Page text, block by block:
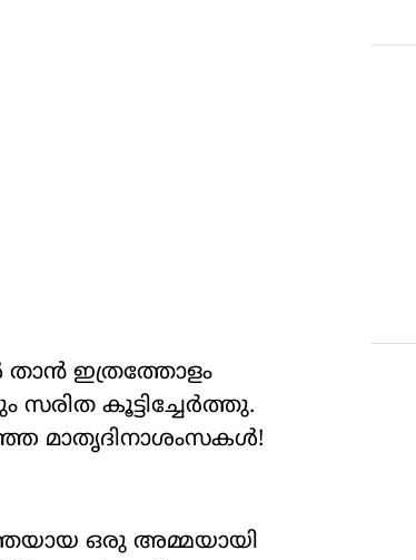
താൻ ഇത്രത്തോളം
സരിത കൂട്ടിച്ചേർത്തു.
മാതൃദിനാശംസകൾ!
ഒരു അമ്മയായി